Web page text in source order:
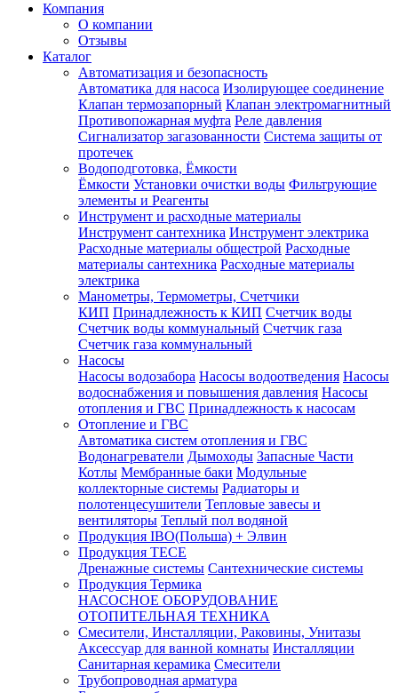
Компания
О компании
Отзывы
Каталог
Автоматизация и безопасность
Автоматика для насоса Изолирующее соединение
Клапан термозапорный Клапан электромагнитный
Противопожарная муфта Реле давления
Сигнализатор загазованности Система защиты от
протечек
Водоподготовка, Ёмкости
Ёмкости Установки очистки воды Фильтрующие
элементы и Реагенты
Инструмент и расходные материалы
Инструмент сантехника Инструмент электрика
Расходные материалы общестрой Расходные
материалы сантехника Расходные материалы
электрика
Манометры, Термометры, Счетчики
КИП Принадлежность к КИП Счетчик воды
Счетчик воды коммунальный Счетчик газа
Счетчик газа коммунальный
Насосы
Насосы водозабора Насосы водоотведения Насосы
водоснабжения и повышения давления Насосы
отопления и ГВС Принадлежность к насосам
Отопление и ГВС
Автоматика систем отопления и ГВС
Водонагреватели Дымоходы Запасные Части
Котлы Мембранные баки Модульные
коллекторные системы Радиаторы и
полотенцесушители Тепловые завесы и
вентиляторы Теплый пол водяной
Продукция IBO(Польша) + Элвин
Продукция TECE
Дренажные системы Сантехнические системы
Продукция Термика
НАСОСНОЕ ОБОРУДОВАНИЕ
ОТОПИТЕЛЬНАЯ ТЕХНИКА
Смесители, Инсталляции, Раковины, Унитазы
Аксессуар для ванной комнаты Инсталляции
Санитарная керамика Смесители
Трубопроводная арматура